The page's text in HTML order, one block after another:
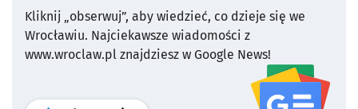
Kliknij „obserwuj”, aby wiedzieć, co dzieje się we
Wrocławiu. Najciekawsze wiadomości z
www.wroclaw.pl znajdziesz w Google News!